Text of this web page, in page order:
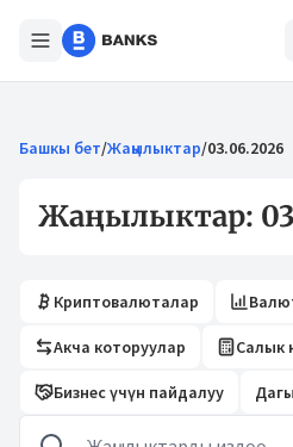
Башкы бет/Жаңылыктар/03.06.2026
Жаңылыктар:
Криптовалюталар
Акча которуулар Салык
Бизнес үчүн пайдалуу Дагы